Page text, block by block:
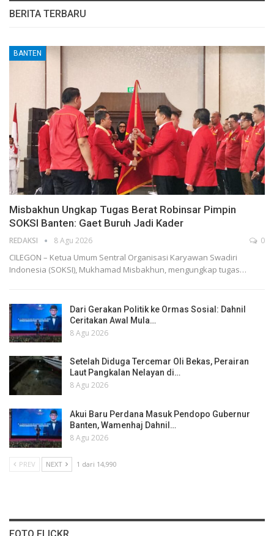
BERITA TERBARU
BANTEN
Misbakhun Ungkap Tugas Berat Robinsar Pimpin
SOKSI Banten: Gaet Buruh Jadi Kader
REDAKSI 8 Agu 2026 0
CILEGON – Ketua Umum Sentral Organisasi Karyawan Swadiri
Indonesia (SOKSI), Mukhamad Misbakhun, mengungkap tugas…
Dari Gerakan Politik ke Ormas Sosial: Dahnil
Ceritakan Awal Mula…
8 Agu 2026
Setelah Diduga Tercemar Oli Bekas, Perairan
Laut Pangkalan Nelayan di…
8 Agu 2026
Akui Baru Perdana Masuk Pendopo Gubernur
Banten, Wamenhaj Dahnil…
8 Agu 2026
PREV NEXT 1 dari 14,990
FOTO FLICKR